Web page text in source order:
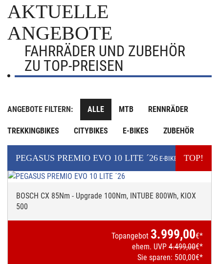
AKTUELLE
ANGEBOTE
FAHRRÄDER UND ZUBEHÖR
ZU TOP-PREISEN
ANGEBOTE FILTERN: ALLE MTB RENNRÄDER
TREKKINGBIKES CITYBIKES E-BIKES ZUBEHÖR
PEGASUS PREMIO EVO 10 LITE ´26 E-BIKE TOP!
BOSCH CX 85Nm - Upgrade 100Nm, INTUBE 800Wh, KIOX
500
Topangebot 3.999,00€*
ehem. UVP 4.499,00€*
Sie sparen: 500,00€*